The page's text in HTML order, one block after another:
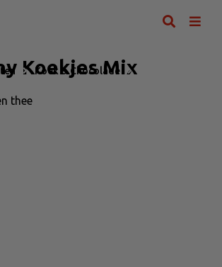
Koek & Chocolade
Koekjes Mix
thee